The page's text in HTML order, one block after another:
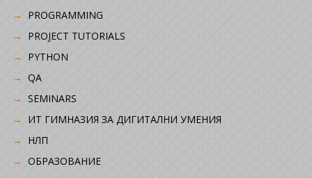
PROGRAMMING
PROJECT TUTORIALS
PYTHON
QA
SEMINARS
ИТ ГИМНАЗИЯ ЗА ДИГИТАЛНИ УМЕНИЯ
НЛП
ОБРАЗОВАНИЕ